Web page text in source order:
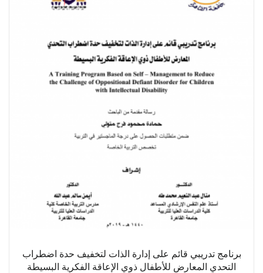
برنامج تدريبي قائم على إدارة الذات لتخفيف حدة اضطراب
التحدي المعارض للأطفال ذوي الإعاقة الفكرية البسيطة